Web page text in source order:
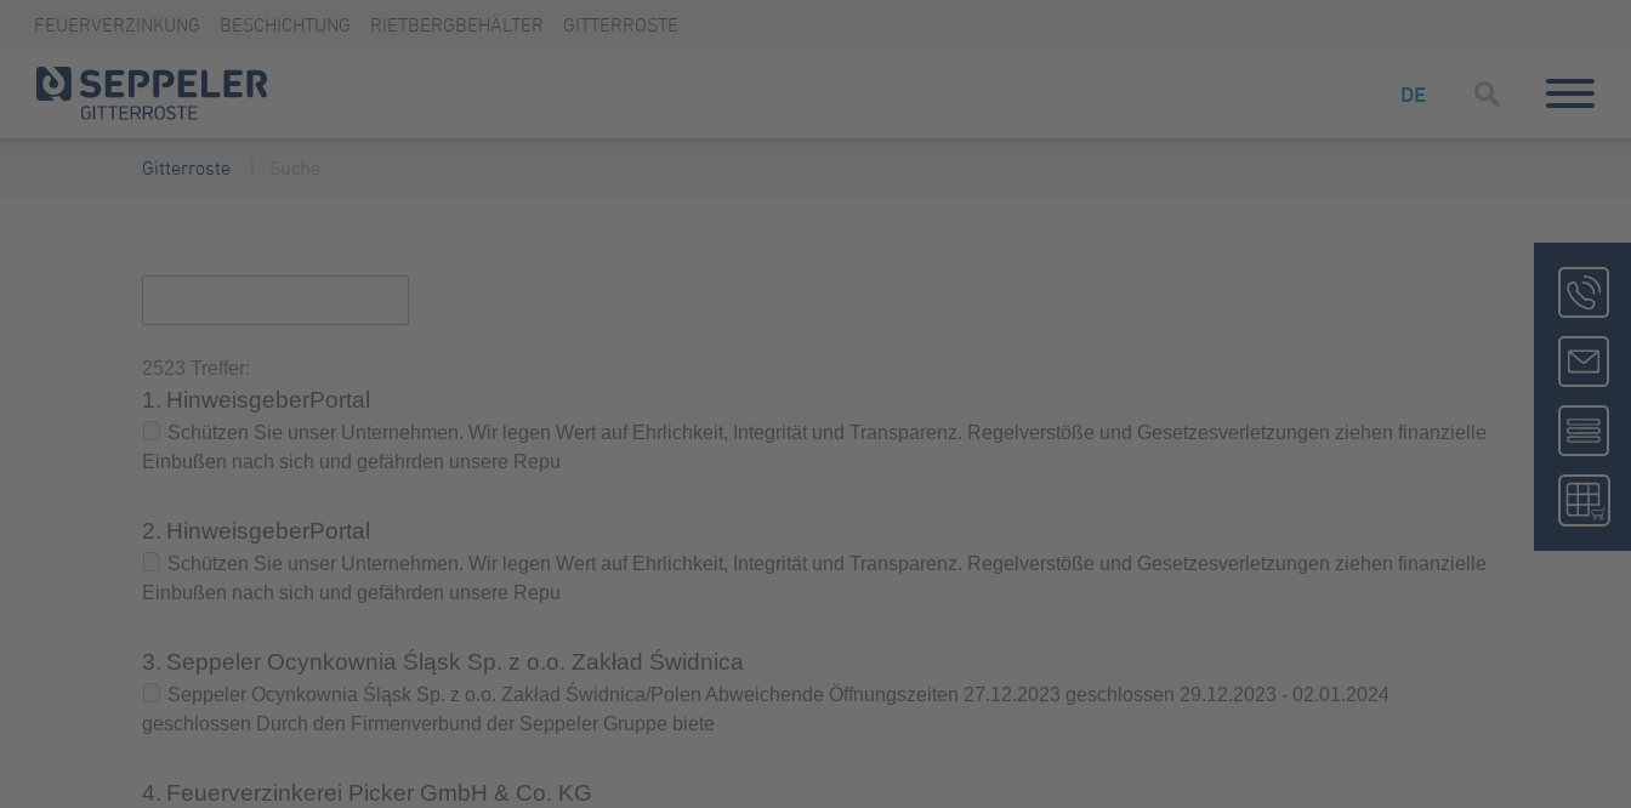
FEUERVERZINKUNG BESCHICHTUNG RIETBERGBEHÄLTER GITTERROSTE
DE
Gitterroste
2523 Treffer:
1. HinweisgeberPortal
Schützen Sie unser Unternehmen. Wir legen Wert auf Ehrlichkeit, Integrität und Transparenz. Regelverstöße und Gesetzesverletzungen ziehen finanzielle
Einbußen nach sich und gefährden unsere Repu
2. HinweisgeberPortal
Schützen Sie unser Unternehmen. Wir legen Wert auf Ehrlichkeit, Integrität und Transparenz. Regelverstöße und Gesetzesverletzungen ziehen finanzielle
Einbußen nach sich und gefährden unsere Repu
3. Seppeler Ocynkownia Śląsk Sp. z o.o. Zakład Świdnica
Seppeler Ocynkownia Śląsk Sp. z o.o. Zakład Świdnica/Polen Abweichende Öffnungszeiten 27.12.2023 geschlossen 29.12.2023 - 02.01.2024
geschlossen Durch den Firmenverbund der Seppeler Gruppe biete
4. Feuerverzinkerei Picker GmbH & Co. KG